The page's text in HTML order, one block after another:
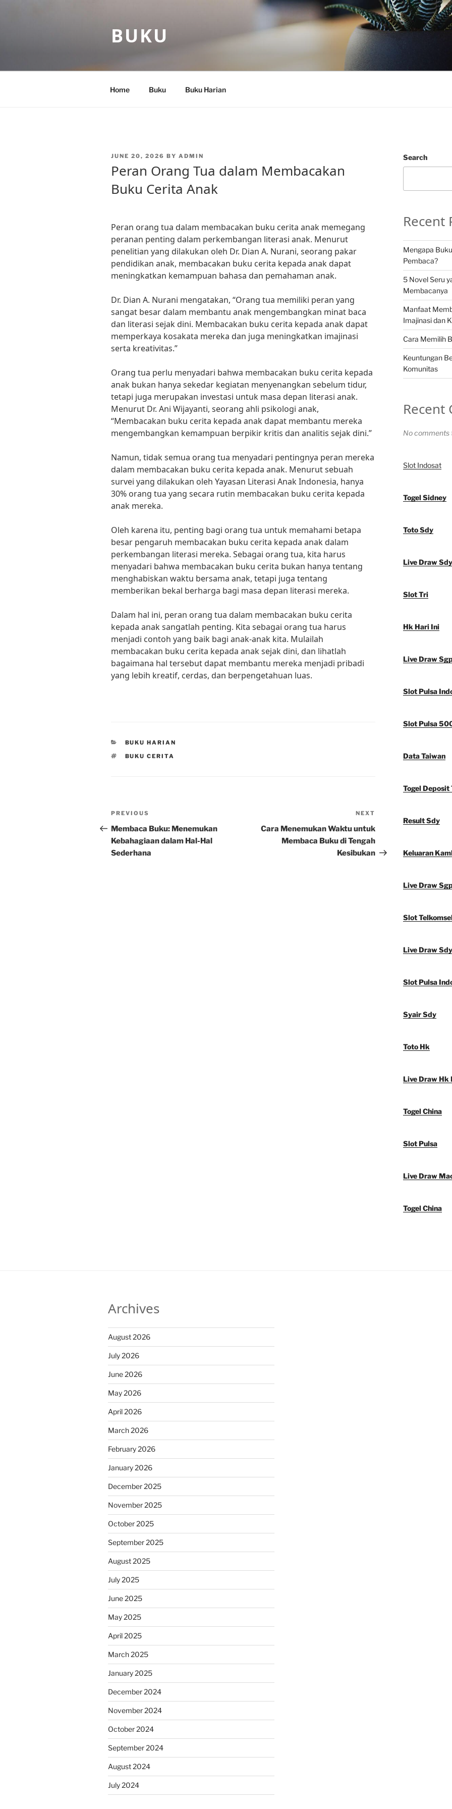
BUKU
Home Buku Buku Harian
POSTED
JUNE 20, 2026 BY ADMIN
Peran Orang Tua dalam Membacakan
Buku Cerita Anak
Peran orang tua dalam membacakan buku cerita anak memegang
peranan penting dalam perkembangan literasi anak. Menurut
penelitian yang dilakukan oleh Dr. Dian A. Nurani, seorang pakar
pendidikan anak, membacakan buku cerita kepada anak dapat
meningkatkan kemampuan bahasa dan pemahaman anak.
Dr. Dian A. Nurani mengatakan, “Orang tua memiliki peran yang
sangat besar dalam membantu anak mengembangkan minat baca
dan literasi sejak dini. Membacakan buku cerita kepada anak dapat
memperkaya kosakata mereka dan juga meningkatkan imajinasi
serta kreativitas.”
Orang tua perlu menyadari bahwa membacakan buku cerita kepada
anak bukan hanya sekedar kegiatan menyenangkan sebelum tidur,
tetapi juga merupakan investasi untuk masa depan literasi anak.
Menurut Dr. Ani Wijayanti, seorang ahli psikologi anak,
“Membacakan buku cerita kepada anak dapat membantu mereka
mengembangkan kemampuan berpikir kritis dan analitis sejak dini.”
Namun, tidak semua orang tua menyadari pentingnya peran mereka
dalam membacakan buku cerita kepada anak. Menurut sebuah
survei yang dilakukan oleh Yayasan Literasi Anak Indonesia, hanya
30% orang tua yang secara rutin membacakan buku cerita kepada
anak mereka.
Oleh karena itu, penting bagi orang tua untuk memahami betapa
besar pengaruh membacakan buku cerita kepada anak dalam
perkembangan literasi mereka. Sebagai orang tua, kita harus
menyadari bahwa membacakan buku cerita bukan hanya tentang
menghabiskan waktu bersama anak, tetapi juga tentang
memberikan bekal berharga bagi masa depan literasi mereka.
Dalam hal ini, peran orang tua dalam membacakan buku cerita
kepada anak sangatlah penting. Kita sebagai orang tua harus
menjadi contoh yang baik bagi anak-anak kita. Mulailah
membacakan buku cerita kepada anak sejak dini, dan lihatlah
bagaimana hal tersebut dapat membantu mereka menjadi pribadi
yang lebih kreatif, cerdas, dan berpengetahuan luas.
CATEGORIES
BUKU HARIAN
TAGS
BUKU CERITA
Post
navigation
Previous
Post
PREVIOUS
Membaca Buku: Menemukan
Kebahagiaan dalam Hal-Hal
Sederhana
Post
NEXT
Cara Menemukan Waktu untuk
Membaca Buku di Tengah
Kesibukan
Search
Recent
Mengapa
Pembaca?
5 Novel Seru
Membacanya
Manfaat
Imajinasi dan
Cara Memilih
Keuntungan
Komunitas
Recent
No comments
Slot Indosat
Togel Sidney
Toto Sdy
Live Draw Sdy
Slot Tri
Hk Hari Ini
Live Draw
Slot Pulsa
Slot Pulsa
Data Taiwan
Togel Deposit
Result Sdy
Keluaran
Live Draw
Slot
Live Draw Sdy
Slot Pulsa
Syair Sdy
Toto Hk
Live Draw Hk
Togel China
Slot Pulsa
Live Draw
Togel China
Archives
August 2026
July 2026
June 2026
May 2026
April 2026
March 2026
February 2026
January 2026
December 2025
November 2025
October 2025
September 2025
August 2025
July 2025
June 2025
May 2025
April 2025
March 2025
January 2025
December 2024
November 2024
October 2024
September 2024
August 2024
July 2024